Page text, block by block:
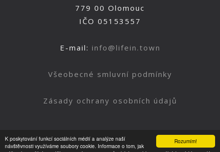
Rozumím!
K poskytování funkcí sociálních médií a analýze naší
návštěvnosti využíváme soubory cookie. Informace o tom, jak
779 00 Olomouc
IČO 05153557
E-mail: info@lifein.town
Všeobecné smluvní podmínky
Zásady ochrany osobních údajů
Nahoru